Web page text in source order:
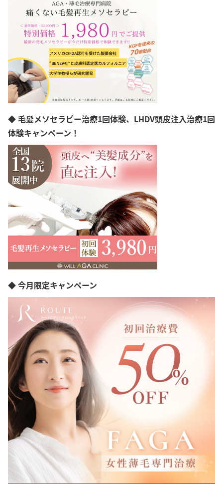
石川県
長野県
静岡県
愛知県
三重県
京都府
大阪府
奈良県
和歌山県
島根県
岡山県
山口県
徳島県
香川県
愛媛県
高知県
佐賀県
熊本県
大分県
宮崎県
鹿児島県
◆ 毛髪メソセラピー治療1回体験、LHDV頭皮注入治療1回
体験キャンペーン！
◆ 今月限定キャンペーン